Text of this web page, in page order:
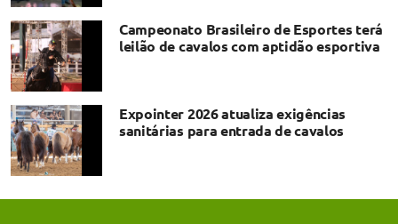
Campeonato Brasileiro de Esportes terá
leilão de cavalos com aptidão esportiva
Expointer 2026 atualiza exigências
sanitárias para entrada de cavalos